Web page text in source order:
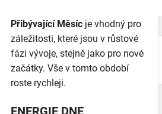
Přibývající Měsíc je vhodný pro
záležitosti, které jsou v růstové
fázi vývoje, stejně jako pro nové
začátky. Vše v tomto období
roste rychleji.
ENERGIE DNE